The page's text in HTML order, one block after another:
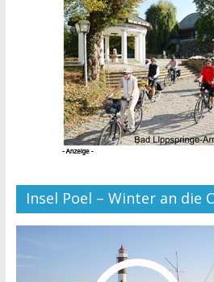
Insel Poel – Winter an die